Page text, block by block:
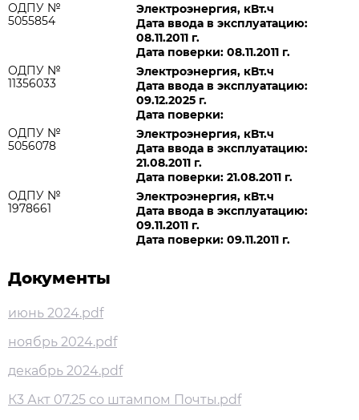
ОДПУ №
5055854
Электроэнергия, кВт.ч
Дата ввода в эксплуатацию:
08.11.2011 г.
Дата поверки: 08.11.2011 г.
ОДПУ №
11356033
Электроэнергия, кВт.ч
Дата ввода в эксплуатацию:
09.12.2025 г.
Дата поверки:
ОДПУ №
5056078
Электроэнергия, кВт.ч
Дата ввода в эксплуатацию:
21.08.2011 г.
Дата поверки: 21.08.2011 г.
ОДПУ №
1978661
Электроэнергия, кВт.ч
Дата ввода в эксплуатацию:
09.11.2011 г.
Дата поверки: 09.11.2011 г.
Документы
июнь 2024.pdf
ноябрь 2024.pdf
декабрь 2024.pdf
К3 Акт 07.25 со штампом Почты.pdf